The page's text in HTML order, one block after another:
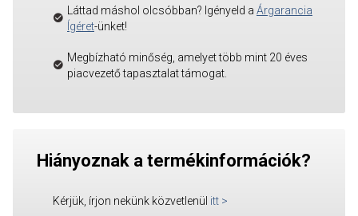
Láttad máshol olcsóbban? Igényeld a Árgarancia
Ígéret-ünket!
Megbízható minőség, amelyet több mint 20 éves
piacvezető tapasztalat támogat.
Hiányoznak a termékinformációk?
Kérjük, írjon nekünk közvetlenül itt >